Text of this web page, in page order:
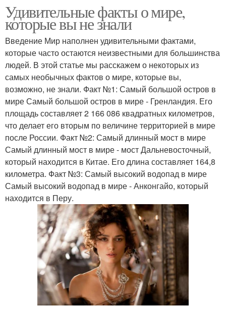
Удивительные факты о мире,
которые вы не знали
Введение Мир наполнен удивительными фактами,
которые часто остаются неизвестными для большинства
людей. В этой статье мы расскажем о некоторых из
самых необычных фактов о мире, которые вы,
возможно, не знали. Факт №1: Самый большой остров в
мире Самый большой остров в мире - Гренландия. Его
площадь составляет 2 166 086 квадратных километров,
что делает его вторым по величине территорией в мире
после России. Факт №2: Самый длинный мост в мире
Самый длинный мост в мире - мост Дальневосточный,
который находится в Китае. Его длина составляет 164,8
километра. Факт №3: Самый высокий водопад в мире
Самый высокий водопад в мире - Анконгайо, который
находится в Перу.